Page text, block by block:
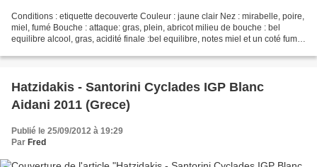
Conditions : etiquette decouverte Couleur : jaune clair Nez : mirabelle, poire,
miel, fumé Bouche : attaque: gras, plein, abricot milieu de bouche : bel
equilibre alcool, gras, acidité finale :bel equilibre, notes miel et un coté fumé
Hatzidakis - Santorini Cyclades IGP Blanc
Aidani 2011 (Grece)
Publié le 25/09/2012 à 19:29
Par Fred